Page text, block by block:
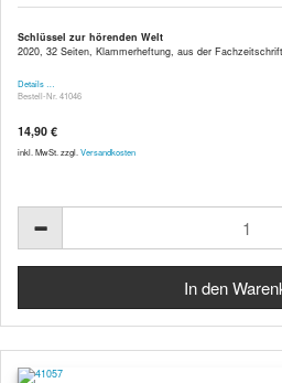
Schlüssel zur hörenden Welt
2020, 32 Seiten, Klammerheftung, aus der
Details …
Bestell-Nr. 41046
14,90 €
inkl. MwSt. zzgl. Versandkosten